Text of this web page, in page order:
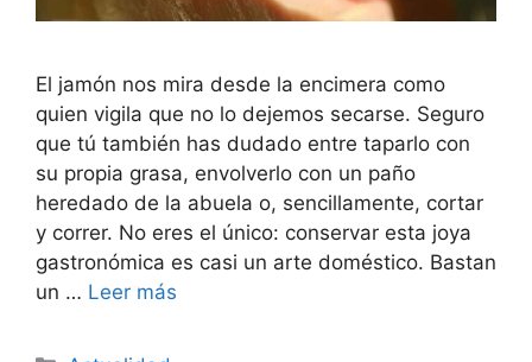
El jamón nos mira desde la encimera como
quien vigila que no lo dejemos secarse. Seguro
que tú también has dudado entre taparlo con
su propia grasa, envolverlo con un paño
heredado de la abuela o, sencillamente, cortar
y correr. No eres el único: conservar esta joya
gastronómica es casi un arte doméstico. Bastan
un … Leer más